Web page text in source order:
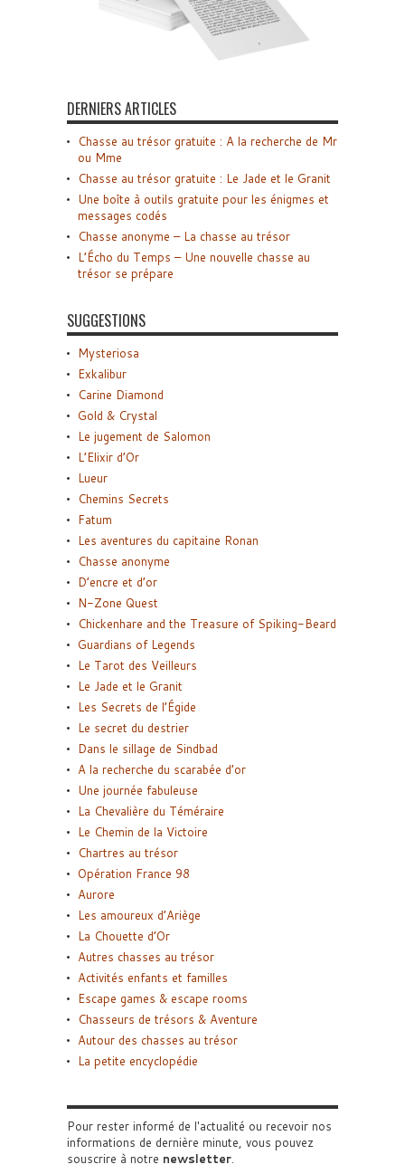
DERNIERS ARTICLES
Chasse au trésor gratuite : A la recherche de Mr
ou Mme
Chasse au trésor gratuite : Le Jade et le Granit
Une boîte à outils gratuite pour les énigmes et
messages codés
Chasse anonyme – La chasse au trésor
L’Écho du Temps – Une nouvelle chasse au
trésor se prépare
SUGGESTIONS
Mysteriosa
Exkalibur
Carine Diamond
Gold & Crystal
Le jugement de Salomon
L’Elixir d’Or
Lueur
Chemins Secrets
Fatum
Les aventures du capitaine Ronan
Chasse anonyme
D’encre et d’or
N-Zone Quest
Chickenhare and the Treasure of Spiking-Beard
Guardians of Legends
Le Tarot des Veilleurs
Le Jade et le Granit
Les Secrets de l’Égide
Le secret du destrier
Dans le sillage de Sindbad
A la recherche du scarabée d’or
Une journée fabuleuse
La Chevalière du Téméraire
Le Chemin de la Victoire
Chartres au trésor
Opération France 98
Aurore
Les amoureux d’Ariège
La Chouette d’Or
Autres chasses au trésor
Activités enfants et familles
Escape games & escape rooms
Chasseurs de trésors & Aventure
Autour des chasses au trésor
La petite encyclopédie
Pour rester informé de l'actualité ou recevoir nos
informations de dernière minute, vous pouvez
souscrire à notre newsletter.